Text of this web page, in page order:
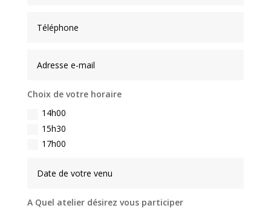
Choix de votre horaire
14h00
15h30
17h00
A Quel atelier désirez vous participer